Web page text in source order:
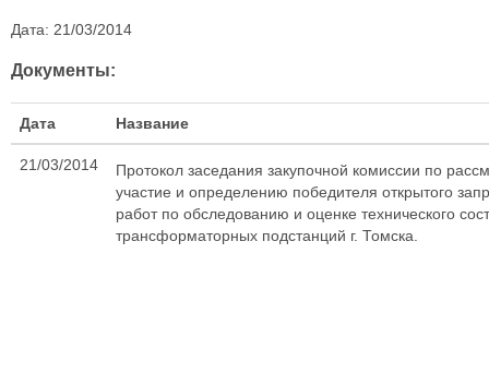
Дата: 21/03/2014
Документы:
Дата Название
21/03/2014
Протокол заседания закупочной комиссии по
участие и определению победителя открытого
работ по обследованию и оценке технического
трансформаторных подстанций г. Томска.